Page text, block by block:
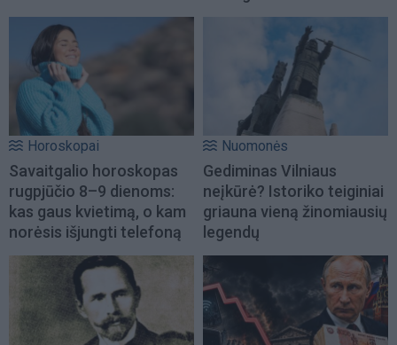
Horoskopai
Savaitgalio horoskopas
rugpjūčio 8–9 dienoms:
kas gaus kvietimą, o kam
norėsis išjungti telefoną
Nuomonės
Gediminas Vilniaus
neįkūrė? Istoriko teiginiai
griauna vieną žinomiausių
legendų